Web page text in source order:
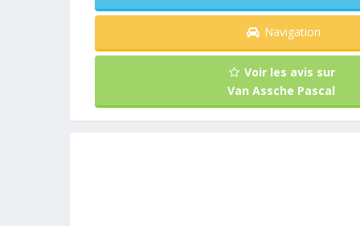
Navigation
Voir les avis sur
Van Assche Pascal